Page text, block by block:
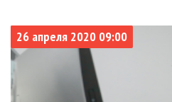
26 апреля 2020 09:00